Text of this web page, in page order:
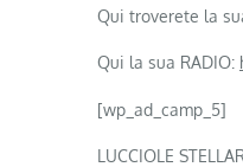
Qui troverete la
Qui la sua RADIO:
[wp_ad_camp_5]
LUCCIOLE